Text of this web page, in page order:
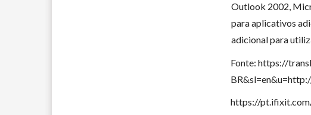
Outlook 2002,
para aplicativos
adicional para
Fonte: https://
https://